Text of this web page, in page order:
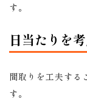
す。
日当たりを
間取りを工夫する
す。